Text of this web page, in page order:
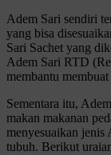
Adem Sari sendiri
yang bisa
Sari Sachet yang
Adem Sari RTD
membantu
Sementara itu,
makan makanan
menyesuaikan jenis
tubuh. Berikut